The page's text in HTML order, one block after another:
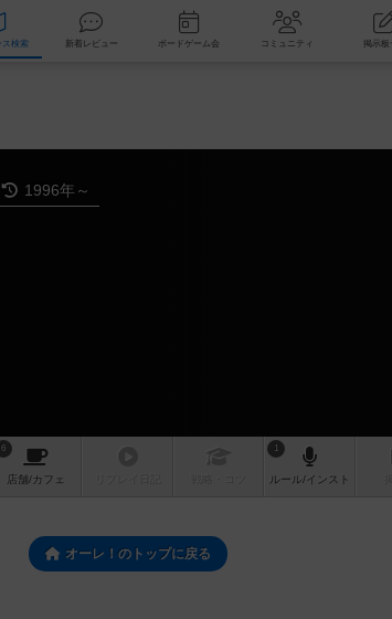
データベース 検索 新着レビュー ボードゲーム会 コミュニティ
1996年～
6
店舗/カフェ
1
ルール/インスト
オーレ！のトップに戻る